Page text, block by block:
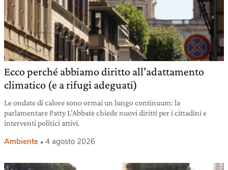
Ecco perché abbiamo diritto all’adattamento
climatico (e a rifugi adeguati)
Le ondate di calore sono ormai un lungo continuum: la
parlamentare Patty L’Abbate chiede nuovi diritti per i cittadini e
interventi politici attivi.
Ambiente 4 agosto 2026